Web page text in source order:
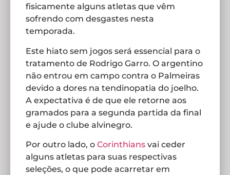
fisicamente alguns atletas que vêm
sofrendo com desgastes nesta
temporada.
Este hiato sem jogos será essencial para o
tratamento de Rodrigo Garro. O argentino
não entrou em campo contra o Palmeiras
devido a dores na tendinopatia do joelho.
A expectativa é de que ele retorne aos
gramados para a segunda partida da final
e ajude o clube alvinegro.
Por outro lado, o Corinthians vai ceder
alguns atletas para suas respectivas
seleções, o que pode acarretar em